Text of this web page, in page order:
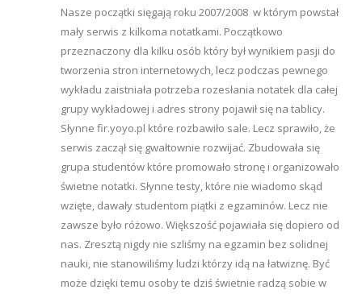
Nasze początki sięgają roku 2007/2008 w którym powstał
mały serwis z kilkoma notatkami. Początkowo
przeznaczony dla kilku osób który był wynikiem pasji do
tworzenia stron internetowych, lecz podczas pewnego
wykładu zaistniała potrzeba rozesłania notatek dla całej
grupy wykładowej i adres strony pojawił się na tablicy.
Słynne fir.yoyo.pl które rozbawiło sale. Lecz sprawiło, że
serwis zaczął się gwałtownie rozwijać. Zbudowała się
grupa studentów które promowało stronę i organizowało
świetne notatki. Słynne testy, które nie wiadomo skąd
wzięte, dawały studentom piątki z egzaminów. Lecz nie
zawsze było różowo. Większość pojawiała się dopiero od
nas. Zresztą nigdy nie szliśmy na egzamin bez solidnej
nauki, nie stanowiliśmy ludzi którzy idą na łatwiznę. Być
może dzięki temu osoby te dziś świetnie radzą sobie w